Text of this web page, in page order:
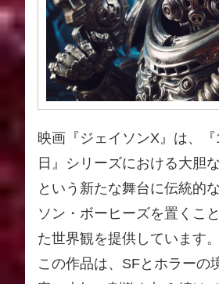
映画『ジェイソンX』は、
日』シリーズにおける大胆
という新たな舞台に伝統的
ソン・ボーヒーズを置くこ
た世界観を提供しています。
この作品は、SFとホラーの